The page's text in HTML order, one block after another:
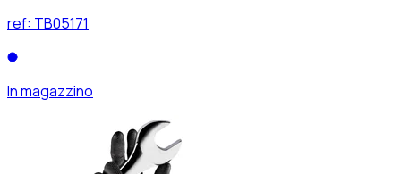
ref: TB05171
In magazzino